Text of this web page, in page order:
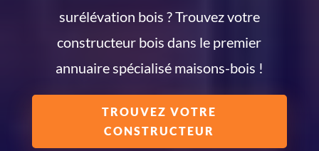
surélévation bois ? Trouvez votre
constructeur bois dans le premier
annuaire spécialisé maisons-bois !
TROUVEZ VOTRE
CONSTRUCTEUR